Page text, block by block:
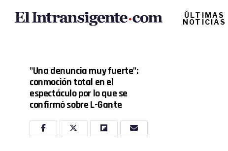
ÚLTIMAS
NOTICIAS
"Una denuncia muy fuerte":
conmoción total en el
espectáculo por lo que se
confirmó sobre L-Gante